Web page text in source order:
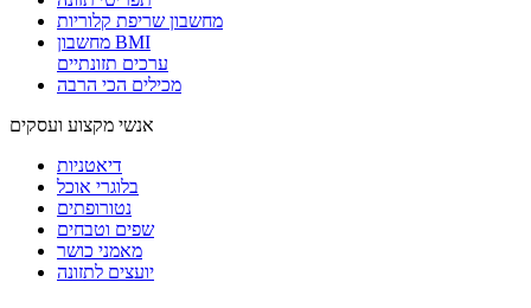
מחשבון שריפת קלוריות
מחשבון BMI
ערכים תזונתיים
מכילים הכי הרבה
אנשי מקצוע ועסקים
דיאטניות
בלוגרי אוכל
נטורופתים
שפים וטבחים
מאמני כושר
יועצים לתזונה